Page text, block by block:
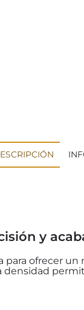
y
para ofrecer un